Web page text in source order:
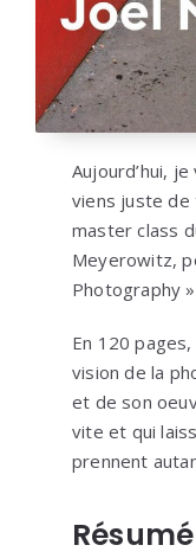
Aujourd’hui,
viens juste de
master class
Meyerowitz,
Photography
En 120
vision de la
et de son
vite et qui
prennent
Résumé